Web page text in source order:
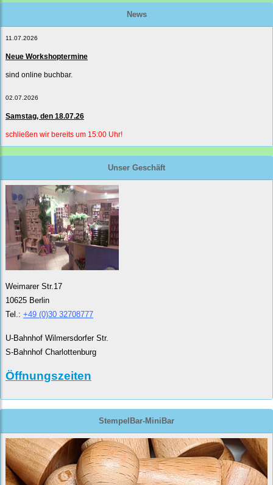
News
11.07.2026
Neue Workshoptermine
sind online buchbar.
02.07.2026
Samstag, den 18.07.26
schließen wir bereits um 15:00 Uhr!
Unser Geschäft
Weimarer Str.17
10625 Berlin
Tel.: +49 (0)30 32708777
U-Bahnhof Wilmersdorfer Str.
S-Bahnhof Charlottenburg
Öffnungszeiten
StempelBar-MiniBar